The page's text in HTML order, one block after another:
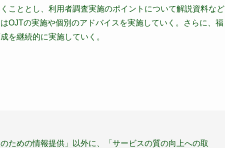
こととし、利用者調査実施のポイントについて解説資料など
OJTの実施や個別のアドバイスを実施していく。さらに、福
を継続的に実施していく。
ための情報提供」以外に、「サービスの質の向上への取